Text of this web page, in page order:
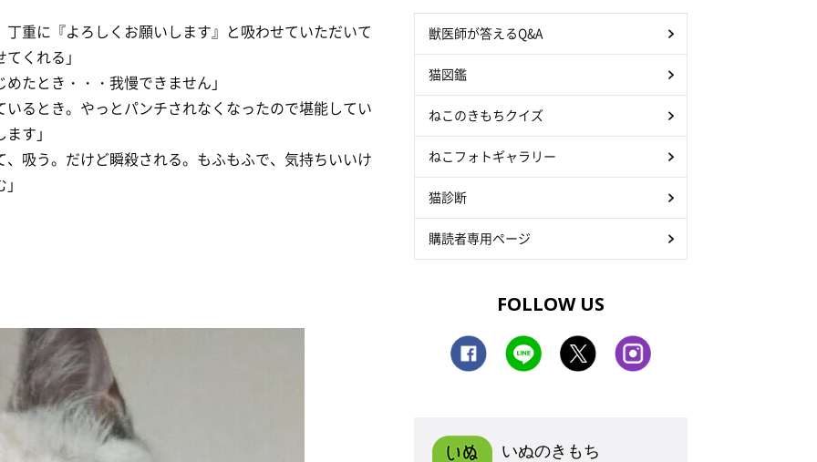
重に『よろしくお願いします』と吸わせていただいて
くれる」
たとき・・・我慢できません」
るとき。やっとパンチされなくなったので堪能してい
す」
吸う。だけど瞬殺される。もふもふで、気持ちいいけ
獣医師が答えるQ&A
猫図鑑
ねこのきもちクイズ
ねこフォトギャラリー
猫診断
購読者専用ページ
FOLLOW US
いぬのきもち